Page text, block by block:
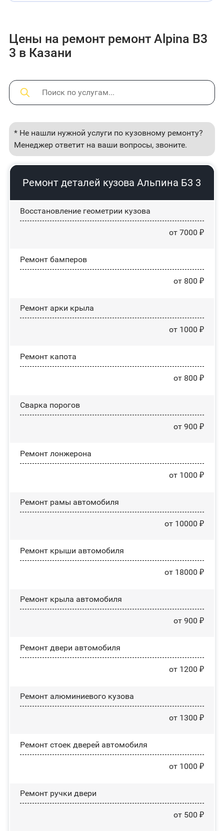
Цены на ремонт ремонт Alpina B3
3 в Казани
* Не нашли нужной услуги по кузовному ремонту?
Менеджер ответит на ваши вопросы, звоните.
Ремонт деталей кузова Альпина Б3 3
Восстановление геометрии кузова
от 7000 ₽
Ремонт бамперов
от 800 ₽
Ремонт арки крыла
от 1000 ₽
Ремонт капота
от 800 ₽
Сварка порогов
от 900 ₽
Ремонт лонжерона
от 1000 ₽
Ремонт рамы автомобиля
от 10000 ₽
Ремонт крыши автомобиля
от 18000 ₽
Ремонт крыла автомобиля
от 900 ₽
Ремонт двери автомобиля
от 1200 ₽
Ремонт алюминиевого кузова
от 1300 ₽
Ремонт стоек дверей автомобиля
от 1000 ₽
Ремонт ручки двери
от 500 ₽